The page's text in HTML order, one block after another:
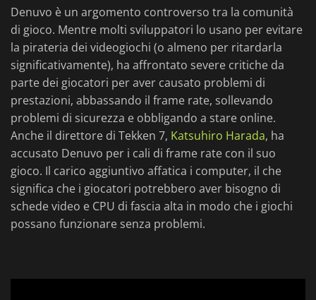
Denuvo è un argomento controverso tra la comunità
di gioco. Mentre molti sviluppatori lo usano per evitare
la pirateria dei videogiochi (o almeno per ritardarla
significativamente), ha affrontato severe critiche da
parte dei giocatori per aver causato problemi di
prestazioni, abbassando il frame rate, sollevando
problemi di sicurezza e obbligando a stare online.
Anche il direttore di Tekken 7, Katsuhiro Harada, ha
accusato Denuvo per i cali di frame rate con il suo
gioco. Il carico aggiuntivo affatica i computer, il che
significa che i giocatori potrebbero aver bisogno di
schede video e CPU di fascia alta in modo che i giochi
possano funzionare senza problemi.